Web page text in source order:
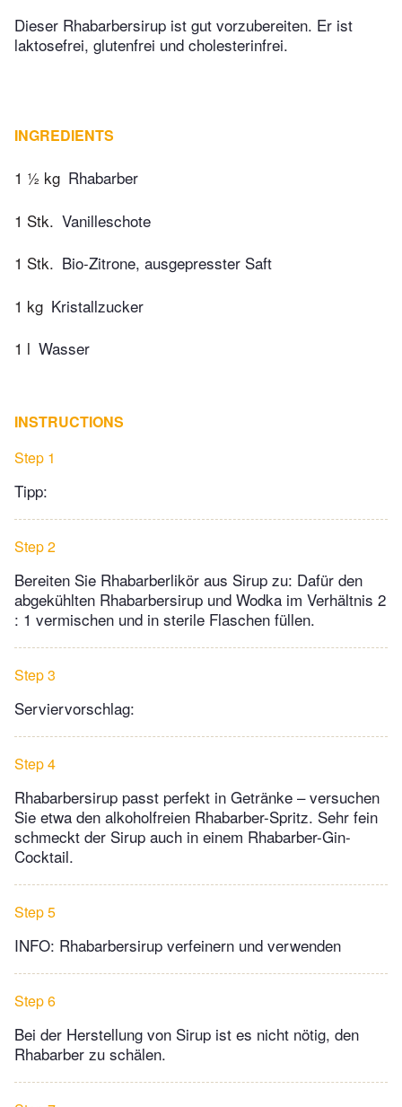
Dieser Rhabarbersirup ist gut vorzubereiten. Er ist
laktosefrei, glutenfrei und cholesterinfrei.
INGREDIENTS
1 ½ kg Rhabarber
1 Stk. Vanilleschote
1 Stk. Bio-Zitrone, ausgepresster Saft
1 kg Kristallzucker
1 l Wasser
INSTRUCTIONS
Step 1
Tipp:
Step 2
Bereiten Sie Rhabarberlikör aus Sirup zu: Dafür den
abgekühlten Rhabarbersirup und Wodka im Verhältnis 2
: 1 vermischen und in sterile Flaschen füllen.
Step 3
Serviervorschlag:
Step 4
Rhabarbersirup passt perfekt in Getränke – versuchen
Sie etwa den alkoholfreien Rhabarber-Spritz. Sehr fein
schmeckt der Sirup auch in einem Rhabarber-Gin-
Cocktail.
Step 5
INFO: Rhabarbersirup verfeinern und verwenden
Step 6
Bei der Herstellung von Sirup ist es nicht nötig, den
Rhabarber zu schälen.